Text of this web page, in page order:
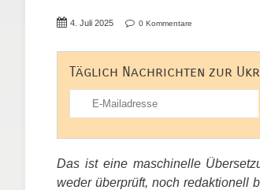
4. Juli 2025 0 Kommentare
Täglich Nachrichten zur
Das ist eine maschinelle
weder überprüft, noch redaktionell